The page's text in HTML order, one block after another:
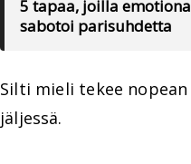
5 tapaa, joilla
sabotoi parisuhdetta
Silti mieli tekee
jäljessä.